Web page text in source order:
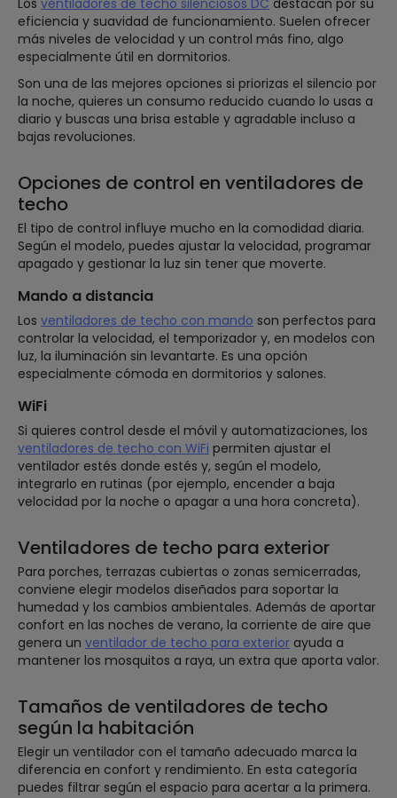
Los ventiladores de techo silenciosos DC destacan por su
eficiencia y suavidad de funcionamiento. Suelen ofrecer
más niveles de velocidad y un control más fino, algo
especialmente útil en dormitorios.
Son una de las mejores opciones si priorizas el silencio por
la noche, quieres un consumo reducido cuando lo usas a
diario y buscas una brisa estable y agradable incluso a
bajas revoluciones.
Opciones de control en ventiladores de
techo
El tipo de control influye mucho en la comodidad diaria.
Según el modelo, puedes ajustar la velocidad, programar
apagado y gestionar la luz sin tener que moverte.
Mando a distancia
Los ventiladores de techo con mando son perfectos para
controlar la velocidad, el temporizador y, en modelos con
luz, la iluminación sin levantarte. Es una opción
especialmente cómoda en dormitorios y salones.
WiFi
Si quieres control desde el móvil y automatizaciones, los
ventiladores de techo con WiFi permiten ajustar el
ventilador estés donde estés y, según el modelo,
integrarlo en rutinas (por ejemplo, encender a baja
velocidad por la noche o apagar a una hora concreta).
Ventiladores de techo para exterior
Para porches, terrazas cubiertas o zonas semicerradas,
conviene elegir modelos diseñados para soportar la
humedad y los cambios ambientales. Además de aportar
confort en las noches de verano, la corriente de aire que
genera un ventilador de techo para exterior ayuda a
mantener los mosquitos a raya, un extra que aporta valor.
Tamaños de ventiladores de techo
según la habitación
Elegir un ventilador con el tamaño adecuado marca la
diferencia en confort y rendimiento. En esta categoría
puedes filtrar según el espacio para acertar a la primera.